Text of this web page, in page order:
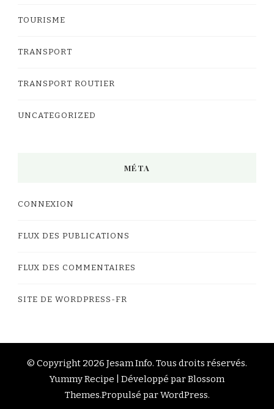
TOURISME
TRANSPORT
TRANSPORT ROUTIER
UNCATEGORIZED
MÉTA
CONNEXION
FLUX DES PUBLICATIONS
FLUX DES COMMENTAIRES
SITE DE WORDPRESS-FR
© Copyright 2026 Jesam Info. Tous droits réservés.
Yummy Recipe | Développé parBlossom
Themes.Propulsé parWordPress.